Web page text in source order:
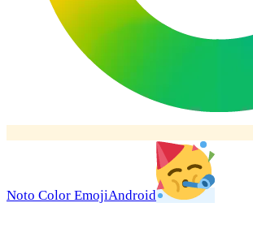
Noto Color EmojiAndroid